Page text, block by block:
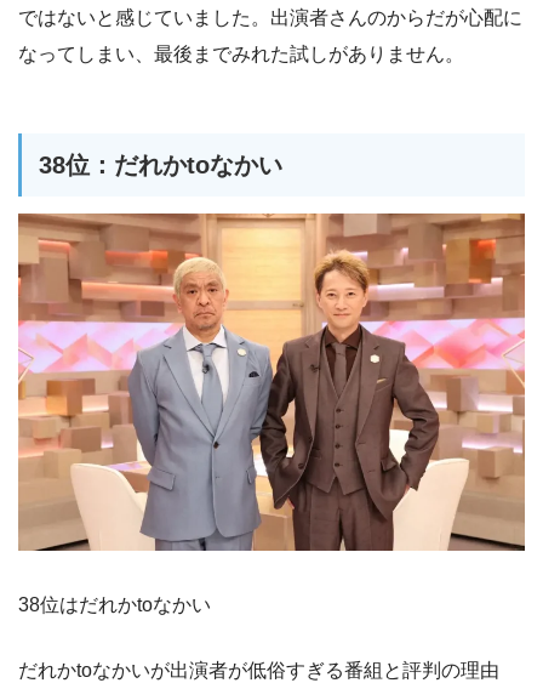
ではないと感じていました。出演者さんのからだが心配に
なってしまい、最後までみれた試しがありません。
38位：だれかtoなかい
38位はだれかtoなかい
だれかtoなかいが出演者が低俗すぎる番組と評判の理由